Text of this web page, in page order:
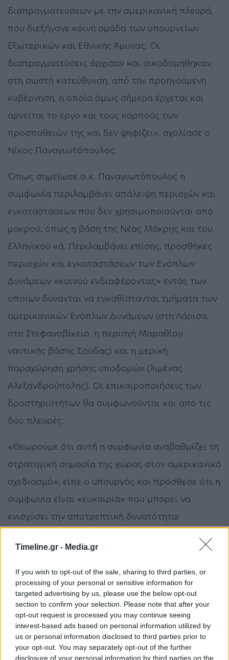
Timeline.gr - Media.gr
If you wish to opt-out of the sale, sharing to third parties, or
processing of your personal or sensitive information for
targeted advertising by us, please use the below opt-out
section to confirm your selection. Please note that after your
opt-out request is processed you may continue seeing
interest-based ads based on personal information utilized by
us or personal information disclosed to third parties prior to
your opt-out. You may separately opt-out of the further
disclosure of your personal information by third parties on the
διαπραγματεύσεων με την αμερικανική πλευρά,
που διεξήγαγε κοινή ομάδα των υπουργείων
Εξωτερικών και Εθνικής Άμυνας. Οι
διαπραγματεύσεις άρχισαν και οικοδομήθηκαν,
στη σωστή κατεύθυνση, από την προηγούμενη
κυβέρνηση, η οποία όμως σήμερα έρχεται και
αρνείται το έργο και τους καρπούς των
προσπαθειών της και δεν ψηφίζει», σχολίασε ο
Νίκος Παναγιωτόπουλος.
Όπως σημείωσε ο κ. Παναγιωτόπουλος η
συμφωνία περιλαμβάνει απάλειψη περιοχών και
εγκαταστάσεων που δεν χρησιμοποιούνται από
μακρού, όπως η βάση της Νέας Μάκρης και του
Ελληνικού κά. Περιλαμβάνει επίσης, προσθήκες
περιοχών και εγκαταστάσεων των Ενόπλων
Δυνάμεων «κοινού ενδιαφέροντος» εντός των
οποίων δύνανται να εγκαθίστανται τμήματα των
αμερικανικών Ενόπλων Δυνάμεων (στη Λάρισα,
στο Στεφανοβίκειο, η περιοχή Μαραθίου
ναυτικής βάσης Σούδας) και η μερική
παραχώρηση χρήσης υποδομών (λιμένας
Αλεξανδρούπολης). Οι επικαιροποιήσεις των
δραστηριοτήτων θα συμφωνούνται και από τις
δύο πλευρές.
«Θεωρούμε ότι αυτή η συμφωνία αναβαθμίζει τη
στρατηγική σημασία της χώρας στον αμερικανικό
σχεδιασμό», είπε ο υπουργός και πρόσθεσε ότι η
συμφωνία είναι «ευκαιρία» που μπορεί να
ενισχύσει την αποτρεπτική δυνατότητα:
-με την ενισχυμένη παρουσία των αμερικανικών
και οριοθετημένες, σαφώς, τοποθεσίες, κατόπιν
συμφωνίας με τις ελληνικές ΕΔ.
-επειδή είναι πλέον δυνατή η διάθεση
μεγαλύτερων αμερικανικών επενδύσεων στη
δημιουργία υποδομών και στις άλλες